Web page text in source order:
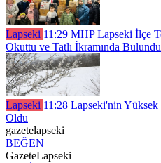
Lapseki 11:29 MHP Lapseki İlçe
Okuttu ve Tatlı İkramında Bulundu
Lapseki 11:28 Lapseki'nin Yüksek
Oldu
gazetelapseki
BEĞEN
GazeteLapseki